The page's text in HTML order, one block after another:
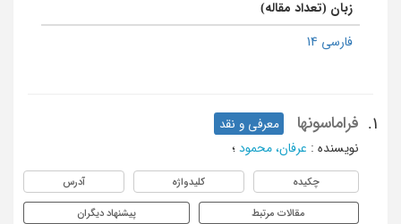
زبان (تعداد مقاله)
فارسی 14
1. فراماسونها
معرفی و نقد
نویسنده : عرفان، محمود ؛
چکیده کلیدواژه آدرس
مقالات مرتبط پیشنهاد دیگران